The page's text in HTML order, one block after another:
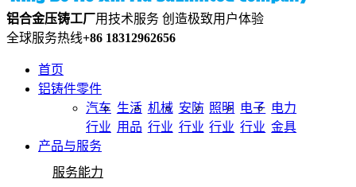
铝合金压铸工厂用技术服务 创造极致用户体验
全球服务热线+86 18312962656
首页
铝铸件零件
汽车
行业
生活
用品
机械
行业
安防
行业
照明
行业
电子
行业
电力
金具
产品与服务
服务能力